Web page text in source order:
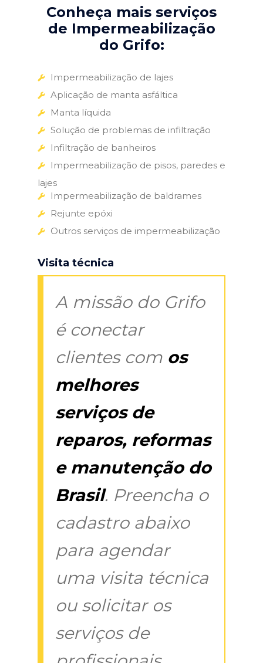
Conheça mais serviços
de Impermeabilização
do Grifo:
Impermeabilização de lajes
Aplicação de manta asfáltica
Manta líquida
Solução de problemas de infiltração
Infiltração de banheiros
Impermeabilização de pisos, paredes e
lajes
Impermeabilização de baldrames
Rejunte epóxi
Outros serviços de impermeabilização
Visita técnica
A missão do Grifo
é conectar
clientes com os
melhores
serviços de
reparos, reformas
e manutenção do
Brasil. Preencha o
cadastro abaixo
para agendar
uma visita técnica
ou solicitar os
serviços de